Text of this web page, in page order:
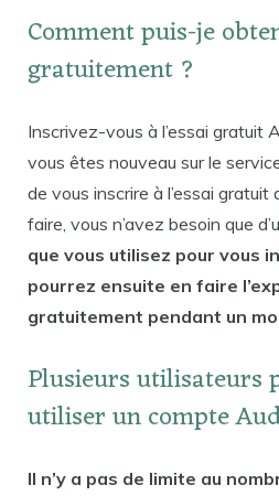
Comment puis-je
gratuitement ?
Inscrivez-vous à l’essai gratuit
vous êtes nouveau sur le
de vous inscrire à l’essai gratuit
faire, vous n’avez besoin que
que vous utilisez pour vous
pourrez ensuite en faire
gratuitement pendant un
Plusieurs utilisateurs
utiliser un compte
Il n’y a pas de limite au